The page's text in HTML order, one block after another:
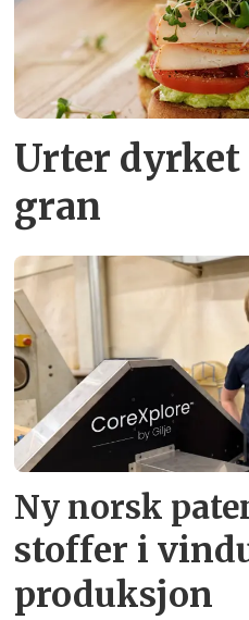
Urter
gran
Ny norsk
stoffer i
produksjon